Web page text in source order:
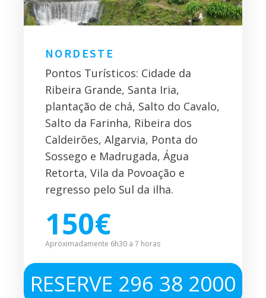
NORDESTE
Pontos Turísticos: Cidade da
Ribeira Grande, Santa Iria,
plantação de chá, Salto do Cavalo,
Salto da Farinha, Ribeira dos
Caldeirões, Algarvia, Ponta do
Sossego e Madrugada, Água
Retorta, Vila da Povoação e
regresso pelo Sul da ilha.
150€
Aproximadamente 6h30 a 7 horas
RESERVE 296 38 2000